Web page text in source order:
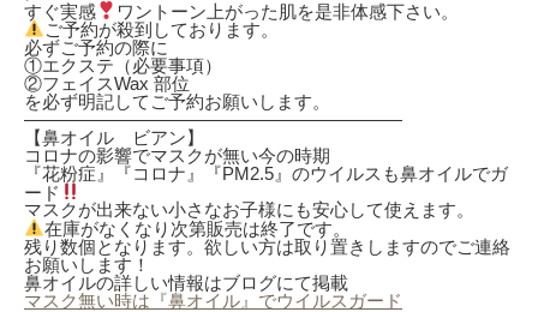
すぐ実感
ワントーン上がった肌を是非体感下さい。
ご予約が殺到しております。
必ずご予約の際に
①エクステ（必要事項）
②フェイスWax 部位
を必ず明記してご予約お願いします。
—————————————————————
【鼻オイル ビアン】
コロナの影響でマスクが無い今の時期
『花粉症』『コロナ』『PM2.5』のウイルスも鼻オイルでガ
ード
マスクが出来ない小さなお子様にも安心して使えます。
在庫がなくなり次第販売は終了です。
残り数個となります。欲しい方は取り置きしますのでご連絡
お願いします！
鼻オイルの詳しい情報はブログにて掲載
マスク無い時は『鼻オイル』でウイルスガード